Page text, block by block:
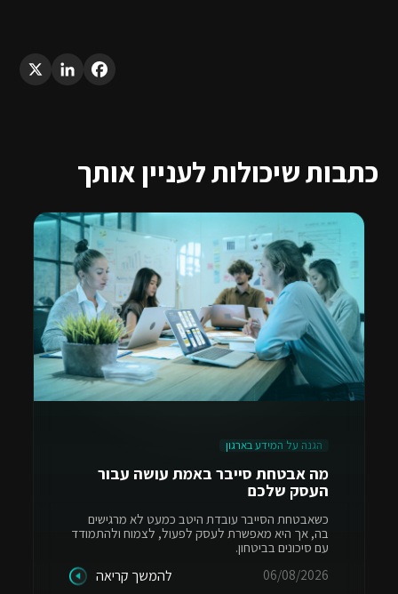
Facebook
LinkedIn
X
כתבות שיכולות לעניין אותך
הגנה על המידע בארגון
מה אבטחת סייבר באמת עושה עבור
העסק שלכם
כשאבטחת הסייבר עובדת היטב כמעט לא מרגישים
בה, אך היא מאפשרת לעסק לפעול, לצמוח ולהתמודד
עם סיכונים בביטחון.
06/08/2026
להמשך קריאה